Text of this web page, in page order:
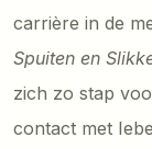
carrière in de
Spuiten en
zich zo stap
contact met